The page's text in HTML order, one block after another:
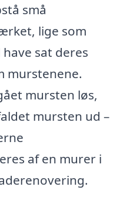
små
lige som
sat deres
murstenene.
mursten løs,
mursten ud –
af en murer i